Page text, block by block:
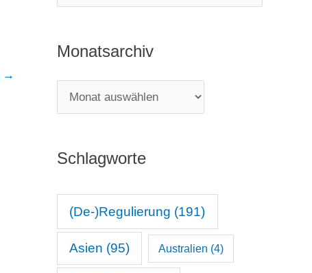
→
a
e
g
n
Monatsarchiv
o
a
a
Schlagworte
(De-)Regulierung (191)
Asien (95) Australien (4)